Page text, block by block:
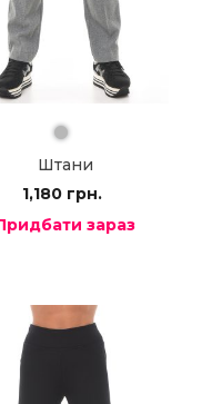
Штани
1,180 грн.
зараз